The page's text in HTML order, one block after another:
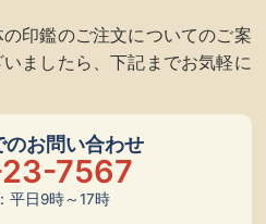
印鑑のご注文についてのご案
ましたら、下記までお気軽に
のお問い合わせ
7567
平日9時～17時